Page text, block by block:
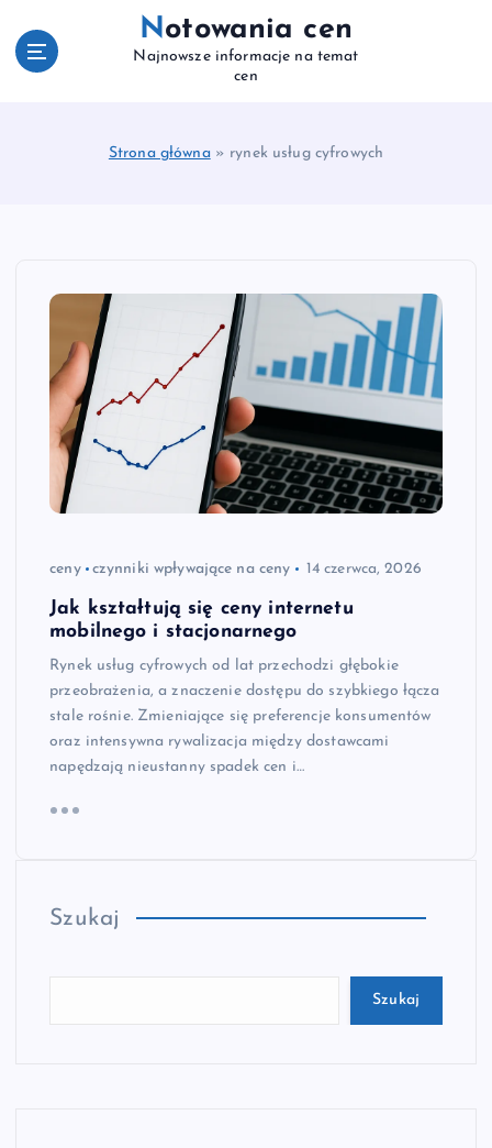
Notowania cen
Najnowsze informacje na temat
cen
Strona główna» rynek usług cyfrowych
ceny czynniki wpływające na ceny 14 czerwca, 2026
Jak kształtują się ceny internetu
mobilnego i stacjonarnego
Rynek usług cyfrowych od lat przechodzi głębokie
przeobrażenia, a znaczenie dostępu do szybkiego łącza
stale rośnie. Zmieniające się preferencje konsumentów
oraz intensywna rywalizacja między dostawcami
napędzają nieustanny spadek cen i…
Szukaj
Szukaj